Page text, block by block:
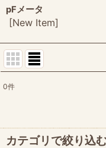
pFメータ
[New Item]
表示数:
0件
カテゴリで絞り込